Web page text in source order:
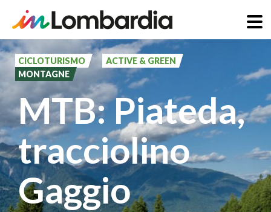
Salta
al
contenuto
principale
CICLOTURISMO
ACTIVE & GREEN
MONTAGNE
MTB: Piateda,
tracciolino
Gaggio